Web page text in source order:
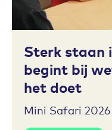
Toevoegen aan
Sterk staan
begint bij
het doet
Mini Safari